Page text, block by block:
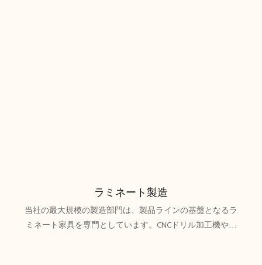
ラミネート製造
当社の最大規模の製造部門は、製品ラインの基盤となるラ
ミネート家具を専門としています。CNCドリル加工機や彫